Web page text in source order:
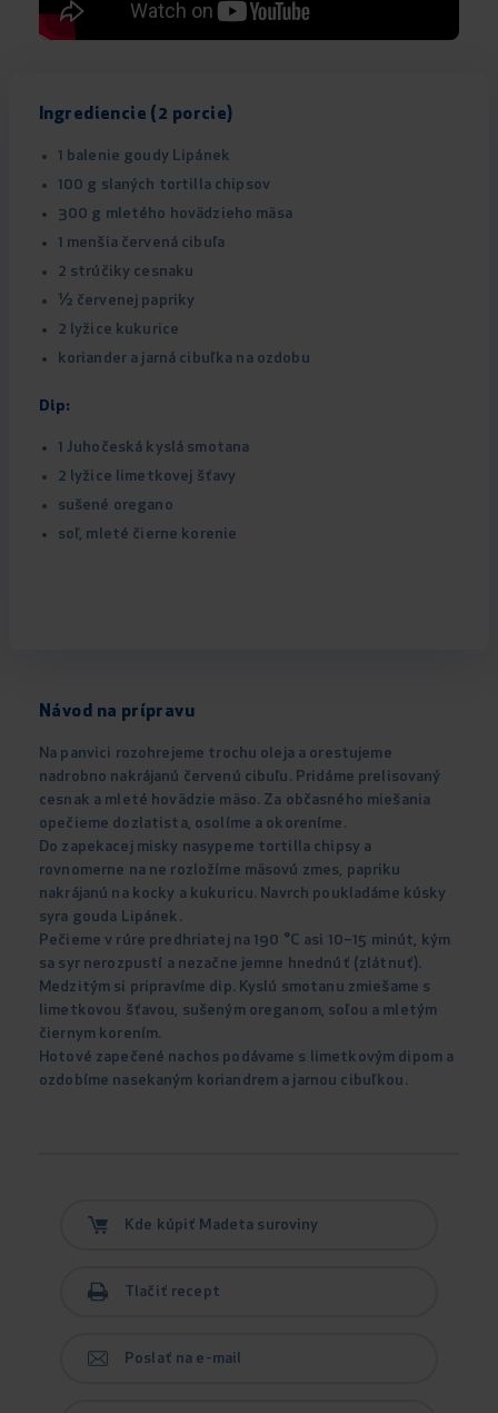
Ingrediencie (2 porcie)
1 balenie goudy Lipánek
100 g slaných tortilla chipsov
300 g mletého hovädzieho mäsa
1 menšia červená cibuľa
2 strúčiky cesnaku
½ červenej papriky
2 lyžice kukurice
koriander a jarná cibuľka na ozdobu
Dip:
1 Juhočeská kyslá smotana
2 lyžice limetkovej šťavy
sušené oregano
soľ, mleté čierne korenie
Návod na prípravu
Na panvici rozohrejeme trochu oleja a orestujeme
nadrobno nakrájanú červenú cibuľu. Pridáme prelisovaný
cesnak a mleté hovädzie mäso. Za občasného miešania
opečieme dozlatista, osolíme a okoreníme.
Do zapekacej misky nasypeme tortilla chipsy a
rovnomerne na ne rozložíme mäsovú zmes, papriku
nakrájanú na kocky a kukuricu. Navrch poukladáme kúsky
syra gouda Lipánek.
Pečieme v rúre predhriatej na 190 °C asi 10–15 minút, kým
sa syr nerozpustí a nezačne jemne hnednúť (zlátnuť).
Medzitým si pripravíme dip. Kyslú smotanu zmiešame s
limetkovou šťavou, sušeným oreganom, soľou a mletým
čiernym korením.
Hotové zapečené nachos podávame s limetkovým dipom a
ozdobíme nasekaným koriandrem a jarnou cibuľkou.
Kde kúpiť Madeta suroviny
Tlačiť recept
Poslať na e-mail